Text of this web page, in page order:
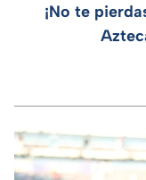
¡No te